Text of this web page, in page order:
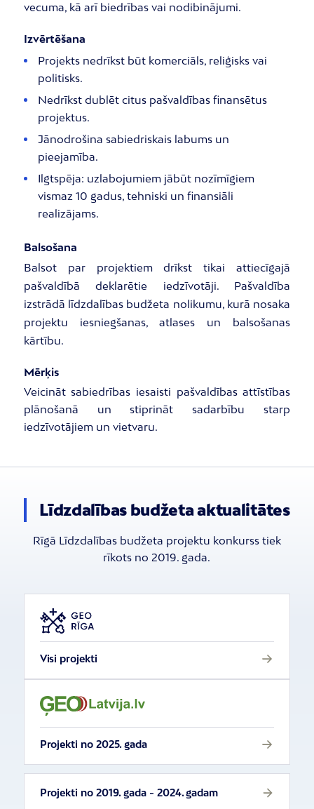
vecuma, kā arī biedrības vai nodibinājumi.
Izvērtēšana
Projekts nedrīkst būt komerciāls, reliģisks vai
politisks.
Nedrīkst dublēt citus pašvaldības finansētus
projektus.
Jānodrošina sabiedriskais labums un
pieejamība.
Ilgtspēja: uzlabojumiem jābūt nozīmīgiem
vismaz 10 gadus, tehniski un finansiāli
realizājams.
Balsošana
Balsot par projektiem drīkst tikai attiecīgajā
pašvaldībā deklarētie iedzīvotāji. Pašvaldība
izstrādā līdzdalības budžeta nolikumu, kurā nosaka
projektu iesniegšanas, atlases un balsošanas
kārtību.
Mērķis
Veicināt sabiedrības iesaisti pašvaldības attīstības
plānošanā un stiprināt sadarbību starp
iedzīvotājiem un vietvaru.
Līdzdalības budžeta aktualitātes
Rīgā Līdzdalības budžeta projektu konkurss tiek
rīkots no 2019. gada.
Visi projekti
Projekti no 2025. gada
Projekti no 2019. gada - 2024. gadam